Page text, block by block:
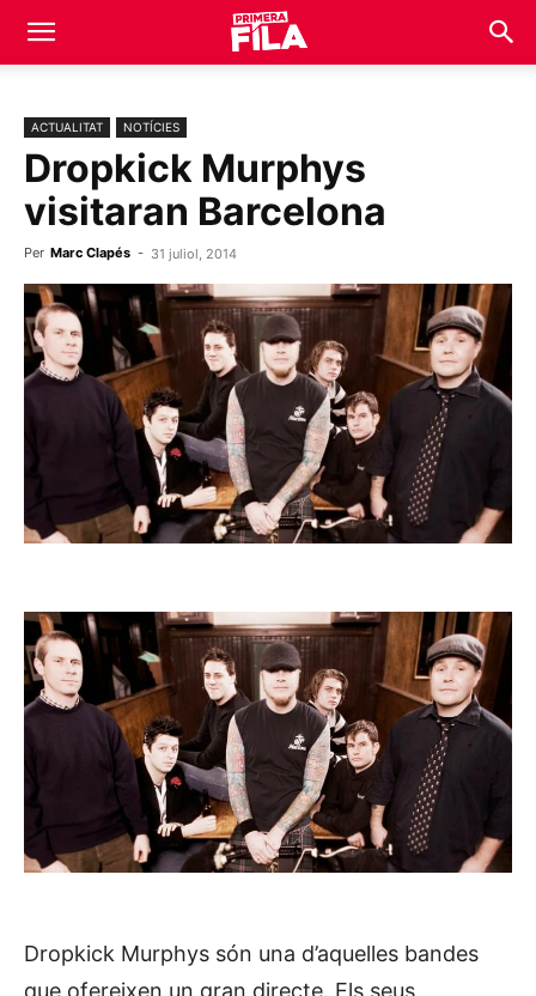
ACTUALITAT NOTÍCIES
Dropkick Murphys
visitaran Barcelona
Per Marc Clapés - 31 juliol, 2014
Dropkick Murphys són una d’aquelles bandes
que ofereixen un gran directe. Els seus